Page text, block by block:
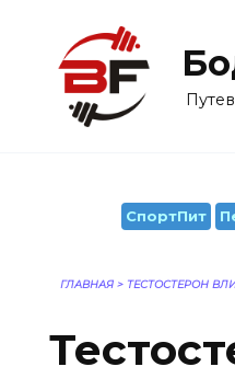
содержанию
СпортПит
ГЛАВНАЯ > ТЕСТОСТЕРОН